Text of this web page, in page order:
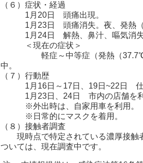
（６）症状・経過
1月20日 頭痛出現。
1月23日 頭痛消失。夜、発熱（
1月24日 解熱、鼻汁、嘔気消失、
＜現在の症状＞
軽症～中等症（発熱（37.7℃）、
中。
（７）行動歴
1月16日～17日、19日~22日 仕
1月23日、24日 市内の店舗を利
※外出時は、自家用車を利用。
※日常的にマスクを着用。
（８）接触者調査
現時点で特定されている濃厚接触
ついては、現在調査中です。